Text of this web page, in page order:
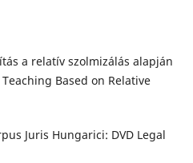
a relatív szolmizálás alapján
Based on Relative
Juris Hungarici: DVD Legal